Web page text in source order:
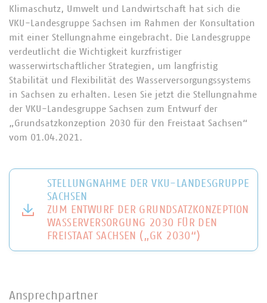
Klimaschutz, Umwelt und Landwirtschaft hat sich die
VKU-Landesgruppe Sachsen im Rahmen der Konsultation
mit einer Stellungnahme eingebracht. Die Landesgruppe
verdeutlicht die Wichtigkeit kurzfristiger
wasserwirtschaftlicher Strategien, um langfristig
Stabilität und Flexibilität des Wasserversorgungssystems
in Sachsen zu erhalten. Lesen Sie jetzt die Stellungnahme
der VKU-Landesgruppe Sachsen zum Entwurf der
„Grundsatzkonzeption 2030 für den Freistaat Sachsen“
vom 01.04.2021.
STELLUNGNAHME DER VKU-LANDESGRUPPE
SACHSEN
ZUM ENTWURF DER GRUNDSATZKONZEPTION
WASSERVERSORGUNG 2030 FÜR DEN
FREISTAAT SACHSEN („GK 2030“)
Ansprechpartner